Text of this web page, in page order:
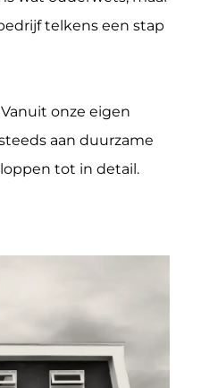
telkens een stap
onze eigen
aan duurzame
tot in detail.